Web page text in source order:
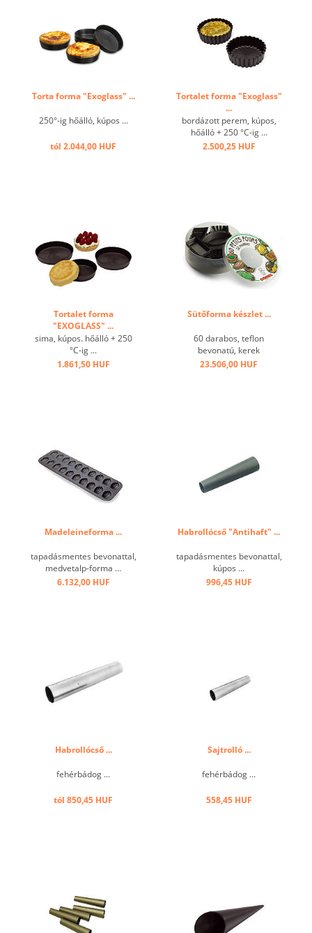
Torta forma "Exoglass" ...
250°-ig hőálló, kúpos ...
tól 2.044,00 HUF
Tortalet forma "Exoglass"
...
bordázott perem, kúpos,
hőálló + 250 °C-ig ...
2.500,25 HUF
Tortalet forma
"EXOGLASS" ...
sima, kúpos. hőálló + 250
°C-ig ...
1.861,50 HUF
Sütőforma készlet ...
60 darabos, teflon
bevonatú, kerek
fémdobozban ...
23.506,00 HUF
Madeleineforma ...
tapadásmentes bevonattal,
medvetalp-forma ...
6.132,00 HUF
Habrollócső "Antihaft" ...
tapadásmentes bevonattal,
kúpos ...
996,45 HUF
Habrollócső ...
fehérbádog ...
tól 850,45 HUF
Sajtrolló ...
fehérbádog ...
558,45 HUF